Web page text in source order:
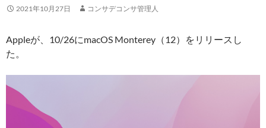
ッ 2021年10月27日 コンサデコンサ管理人
Appleが、10/26にmacOS Monterey（12）をリリースし
た。